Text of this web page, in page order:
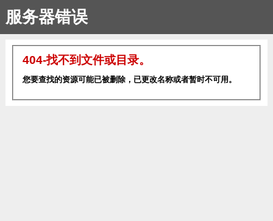
服务器错误
404-找不到文件或目录。
您要查找的资源可能已被删除，已更改名称或者暂时不可用。